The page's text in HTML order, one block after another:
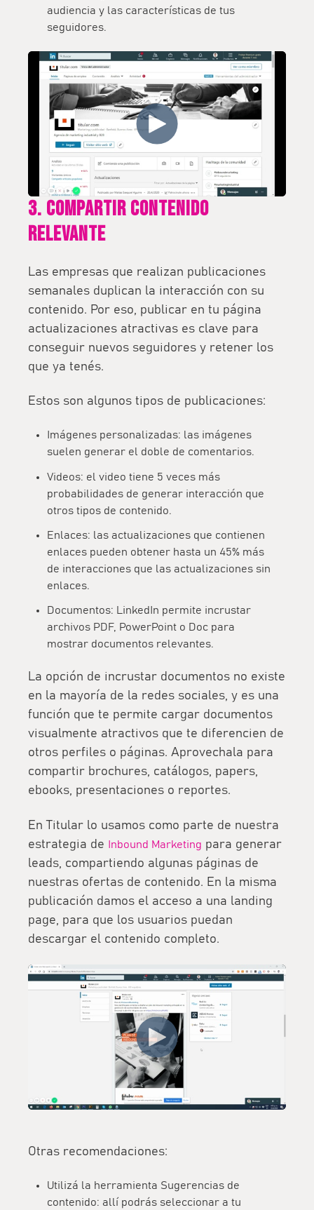
audiencia y las características de tus
seguidores.
3. Compartir contenido
relevante
Las empresas que realizan publicaciones
semanales duplican la interacción con su
contenido. Por eso, publicar en tu página
actualizaciones atractivas es clave para
conseguir nuevos seguidores y retener los
que ya tenés.
Estos son algunos tipos de publicaciones:
Imágenes personalizadas: las imágenes
suelen generar el doble de comentarios.
Videos: el video tiene 5 veces más
probabilidades de generar interacción que
otros tipos de contenido.
Enlaces: las actualizaciones que contienen
enlaces pueden obtener hasta un 45% más
de interacciones que las actualizaciones sin
enlaces.
Documentos: LinkedIn permite incrustar
archivos PDF, PowerPoint o Doc para
mostrar documentos relevantes.
La opción de incrustar documentos no existe
en la mayoría de la redes sociales, y es una
función que te permite cargar documentos
visualmente atractivos que te diferencien de
otros perfiles o páginas. Aprovechala para
compartir brochures, catálogos, papers,
ebooks, presentaciones o reportes.
En Titular lo usamos como parte de nuestra
estrategia de
Inbound Marketing para generar
leads, compartiendo algunas páginas de
nuestras ofertas de contenido. En la misma
publicación damos el acceso a una landing
page, para que los usuarios puedan
descargar el contenido completo.
Otras recomendaciones:
Utilizá la herramienta Sugerencias de
contenido: allí podrás seleccionar a tu